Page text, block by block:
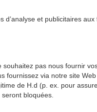
d’analyse et publicitaires aux
pas nous fournir
fournissez via notre site
de H.d (p. ex. pour
bloquées.